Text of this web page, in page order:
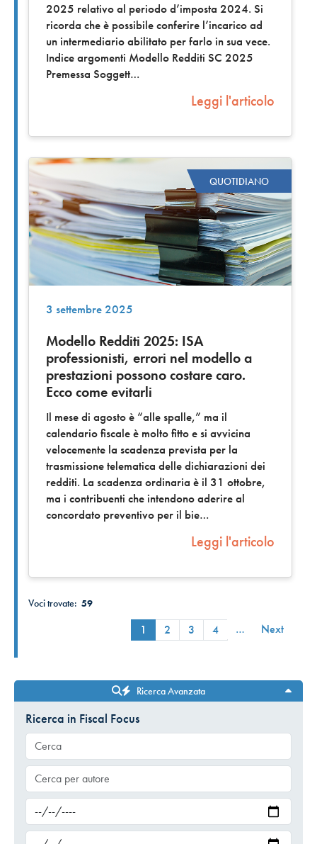
2025 relativo al periodo d’imposta 2024. Si
ricorda che è possibile conferire l’incarico ad
un intermediario abilitato per farlo in sua vece.
Indice argomenti Modello Redditi SC 2025
Premessa Soggett
Leggi l'articolo
QUOTIDIANO
3 settembre 2025
Modello Redditi 2025: ISA
professionisti, errori nel modello a
prestazioni possono costare caro.
Ecco come evitarli
Il mese di agosto è “alle spalle,” ma il
calendario fiscale è molto fitto e si avvicina
velocemente la scadenza prevista per la
trasmissione telematica delle dichiarazioni dei
redditi. La scadenza ordinaria è il 31 ottobre,
ma i contribuenti che intendono aderire al
concordato preventivo per il bie
Leggi l'articolo
Voci trovate: 59
1 2 3 4 … Next
Ricerca Avanzata
Ricerca in Fiscal Focus